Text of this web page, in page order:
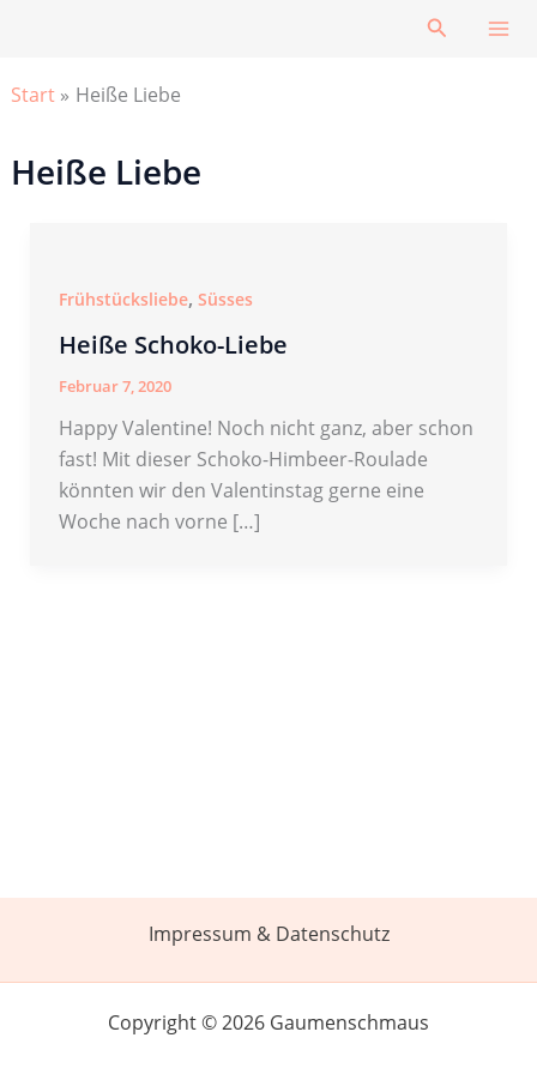
Suchen
Start Heiße Liebe
Heiße Liebe
Frühstücksliebe, Süsses
Heiße Schoko-Liebe
Februar 7, 2020
Happy Valentine! Noch nicht ganz, aber schon
fast! Mit dieser Schoko-Himbeer-Roulade
könnten wir den Valentinstag gerne eine
Woche nach vorne […]
Impressum & Datenschutz
Copyright © 2026 Gaumenschmaus